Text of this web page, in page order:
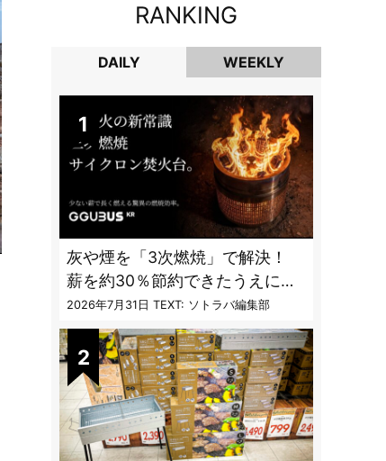
RANKING
DAILY WEEKLY
DAILY
灰や煙を「3次燃焼」で解決！
薪を約30％節約できたうえに炎
も美しくなった焚火台
2026年7月31日 TEXT: ソトラバ編集部